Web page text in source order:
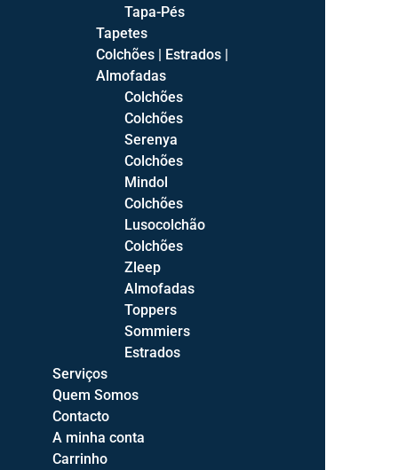
Camas Estofadas
Camas de Bébé
Camas Juvenis
Camas de Casal
Camas Compactas
Camas C/Estrado Elevatório
Sommiers
Cabeceiras de Cama
Elementos
Mesas de Cabeceira
Cómodas
Camiseiros
Roupeiros
Espelhos
Toucadores
Quartos
Quartos Bébé
Quartos Juvenis
Tapa-Pés
Tapetes
Colchões | Estrados |
Almofadas
Colchões
Colchões
Serenya
Colchões
Mindol
Colchões
Lusocolchão
Colchões
Zleep
Almofadas
Toppers
Sommiers
Estrados
Serviços
Quem Somos
Contacto
A minha conta
Carrinho